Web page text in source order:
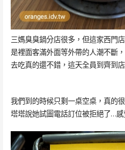
三媽臭臭鍋分店很多，但這家西門
是裡面客滿外面等外帶的人潮不斷
去吃真的還不錯，這天全員到齊到
我們到的時候只剩一桌空桌，真的
塔塔說她試圖電話訂位被拒絕了…感